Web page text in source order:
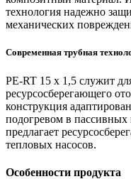
технология надежно
механических
Современная трубная
PE-RT 15 x 1,5 служит
ресурсосберегающего
конструкция
подогревом в
предлагает
тепловых насосов.
Особенности продукта